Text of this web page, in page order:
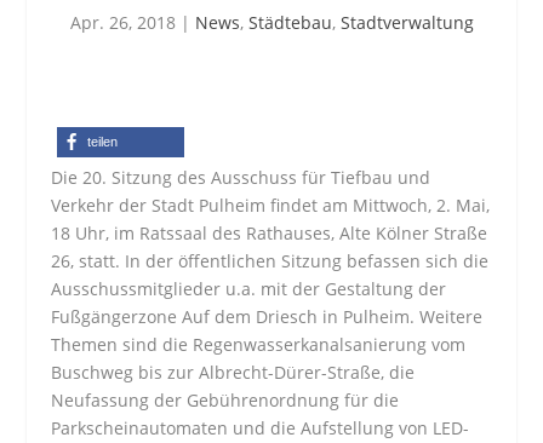
Apr. 26, 2018| News, Städtebau, Stadtverwaltung
teilen
Die 20. Sitzung des Ausschuss für Tiefbau und
Verkehr der Stadt Pulheim findet am Mittwoch, 2. Mai,
18 Uhr, im Ratssaal des Rathauses, Alte Kölner Straße
26, statt. In der öffentlichen Sitzung befassen sich die
Ausschussmitglieder u.a. mit der Gestaltung der
Fußgängerzone Auf dem Driesch in Pulheim. Weitere
Themen sind die Regenwasserkanalsanierung vom
Buschweg bis zur Albrecht-Dürer-Straße, die
Neufassung der Gebührenordnung für die
Parkscheinautomaten und die Aufstellung von LED-